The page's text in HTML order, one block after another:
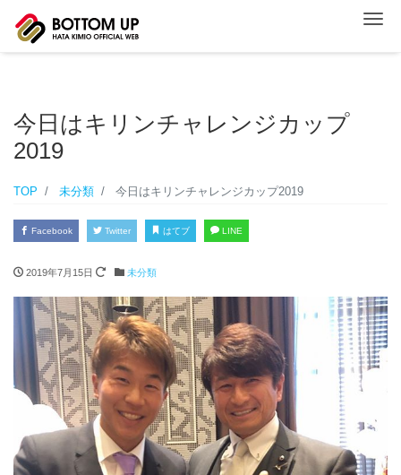
ナ
今日はキリンチャレンジカップ
2019
TOP 未分類 今日はキリンチャレンジカップ2019
Facebook Twitter はてブ LINE
2019年7月15日 未分類